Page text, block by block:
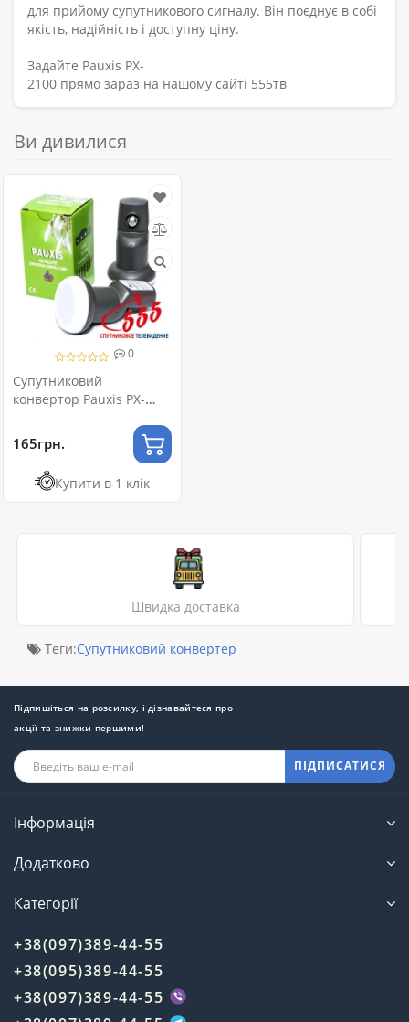
для прийому супутникового сигналу. Він поєднує в собі
якість, надійність і доступну ціну.
Задайте Pauxis PX-
2100 прямо зараз на нашому сайті 555тв
Ви дивилися
0
Супутниковий
конвертор Pauxis PX-
165грн.
Купити в 1 клік
Швидка доставка
Теги:Супутниковий конвертер
Підпишіться на розсилку, і дізнавайтеся про
акції та знижки першими!
ПІДПИСАТИСЯ
Інформація
Додатково
Категорії
+38(097)389-44-55
+38(095)389-44-55
+38(097)389-44-55